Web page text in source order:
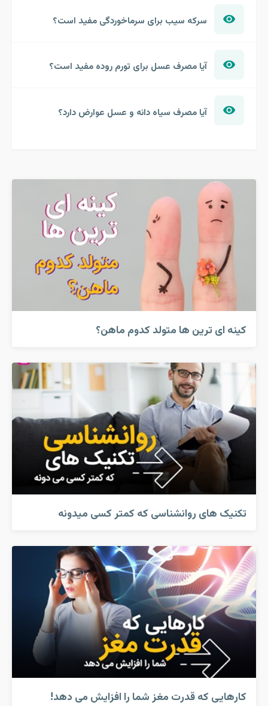
سرکه سیب برای سرماخوردگی مفید است؟
آیا مصرف عسل برای تورم روده مفید است؟
آیا مصرف سیاه دانه و عسل عوارض دارد؟
کینه ای ترین ها متولد کدوم ماهن؟
تکنیک های روانشناسی که کمتر کسی میدونه
کارهایی که قدرت مغز شما را افزایش می دهد!